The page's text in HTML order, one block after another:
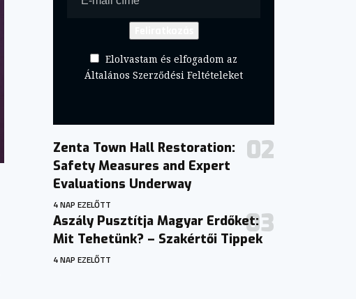
Elolvastam és elfogadom az
Általános Szerződési Feltételeket
Zenta Town Hall Restoration:
Safety Measures and Expert
Evaluations Underway
4 NAP EZELŐTT
Aszály Pusztítja Magyar Erdőket:
Mit Tehetünk? – Szakértői Tippek
4 NAP EZELŐTT